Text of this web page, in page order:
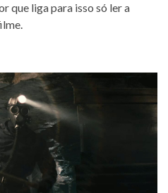
que liga para isso só ler a